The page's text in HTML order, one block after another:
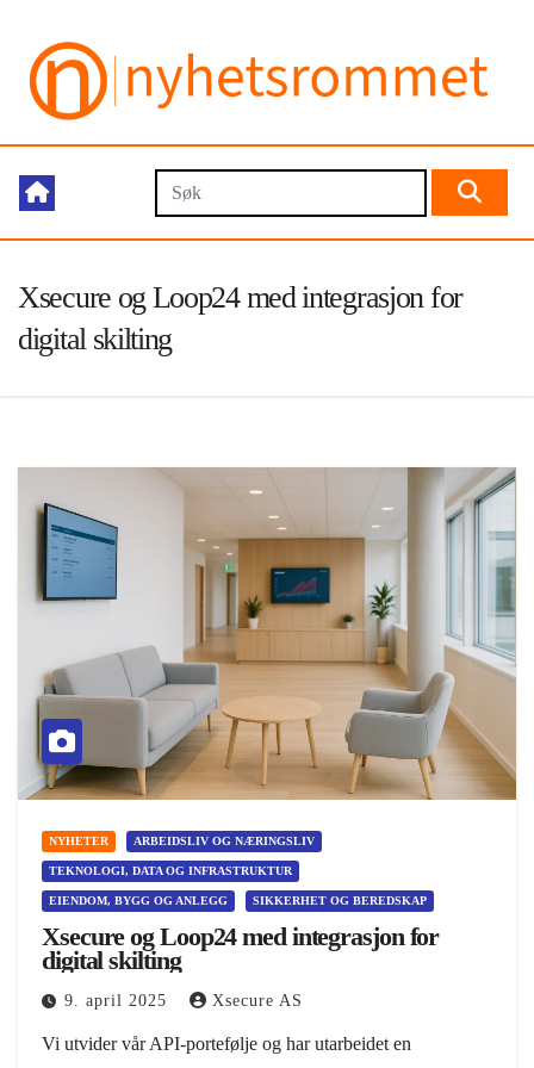
Xsecure og Loop24 med integrasjon for
digital skilting
NYHETER ARBEIDSLIV OG NÆRINGSLIV
TEKNOLOGI, DATA OG INFRASTRUKTUR
EIENDOM, BYGG OG ANLEGG SIKKERHET OG BEREDSKAP
Xsecure og Loop24 med integrasjon for
digital skilting
9. april 2025 Xsecure AS
Vi utvider vår API-portefølje og har utarbeidet en